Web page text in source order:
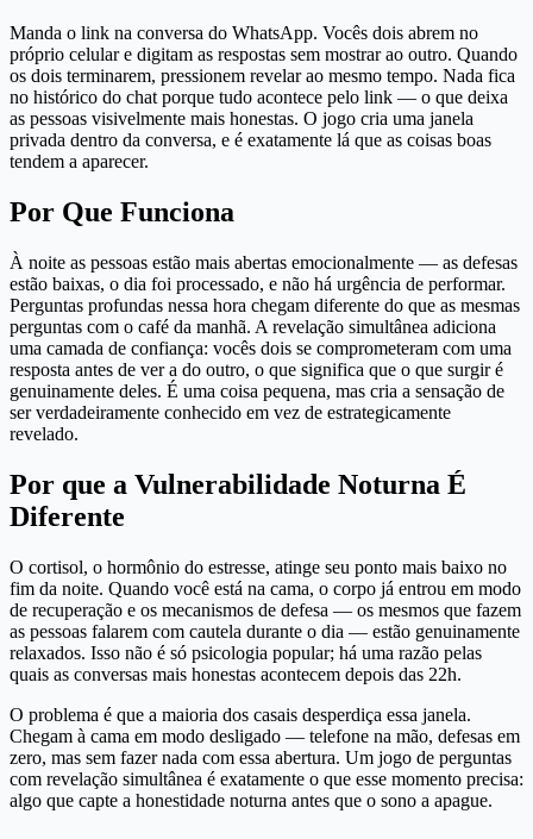
Manda o link na conversa do WhatsApp. Vocês dois abrem no
próprio celular e digitam as respostas sem mostrar ao outro. Quando
os dois terminarem, pressionem revelar ao mesmo tempo. Nada fica
no histórico do chat porque tudo acontece pelo link — o que deixa
as pessoas visivelmente mais honestas. O jogo cria uma janela
privada dentro da conversa, e é exatamente lá que as coisas boas
tendem a aparecer.
Por Que Funciona
À noite as pessoas estão mais abertas emocionalmente — as defesas
estão baixas, o dia foi processado, e não há urgência de performar.
Perguntas profundas nessa hora chegam diferente do que as mesmas
perguntas com o café da manhã. A revelação simultânea adiciona
uma camada de confiança: vocês dois se comprometeram com uma
resposta antes de ver a do outro, o que significa que o que surgir é
genuinamente deles. É uma coisa pequena, mas cria a sensação de
ser verdadeiramente conhecido em vez de estrategicamente
revelado.
Por que a Vulnerabilidade Noturna É
Diferente
O cortisol, o hormônio do estresse, atinge seu ponto mais baixo no
fim da noite. Quando você está na cama, o corpo já entrou em modo
de recuperação e os mecanismos de defesa — os mesmos que fazem
as pessoas falarem com cautela durante o dia — estão genuinamente
relaxados. Isso não é só psicologia popular; há uma razão pelas
quais as conversas mais honestas acontecem depois das 22h.
O problema é que a maioria dos casais desperdiça essa janela.
Chegam à cama em modo desligado — telefone na mão, defesas em
zero, mas sem fazer nada com essa abertura. Um jogo de perguntas
com revelação simultânea é exatamente o que esse momento precisa:
algo que capte a honestidade noturna antes que o sono a apague.